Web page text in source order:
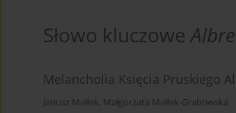
Słowo kluczowe
Melancholia Księcia Pruskiego
Janusz Małłek, Małgorzata Małłek-Grabowska